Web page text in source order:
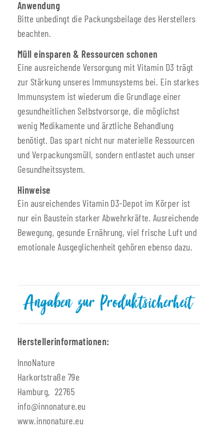
Anwendung
Bitte unbedingt die Packungsbeilage des Herstellers
beachten.
Müll einsparen & Ressourcen schonen
Eine ausreichende Versorgung mit Vitamin D3 trägt
zur Stärkung unseres Immunsystems bei. Ein starkes
Immunsystem ist wiederum die Grundlage einer
gesundheitlichen Selbstvorsorge, die möglichst
wenig Medikamente und ärztliche Behandlung
benötigt. Das spart nicht nur materielle Ressourcen
und Verpackungsmüll, sondern entlastet auch unser
Gesundheitssystem.
Hinweise
Ein ausreichendes Vitamin D3-Depot im Körper ist
nur ein Baustein starker Abwehrkräfte. Ausreichende
Bewegung, gesunde Ernährung, viel frische Luft und
emotionale Ausgeglichenheit gehören ebenso dazu.
Angaben zur Produktsicherheit
Herstellerinformationen:
InnoNature
Harkortstraße 79e
Hamburg, 22765
info@innonature.eu
www.innonature.eu